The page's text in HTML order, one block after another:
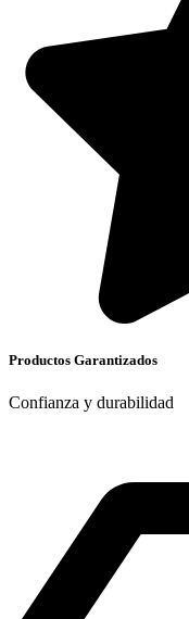
Productos Garantizados
Confianza y durabilidad